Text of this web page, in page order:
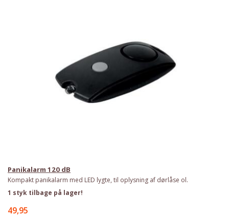
Panikalarm 120 dB
Kompakt panikalarm med LED lygte, til oplysning af dørlåse ol.
1 styk tilbage på lager!
49,95